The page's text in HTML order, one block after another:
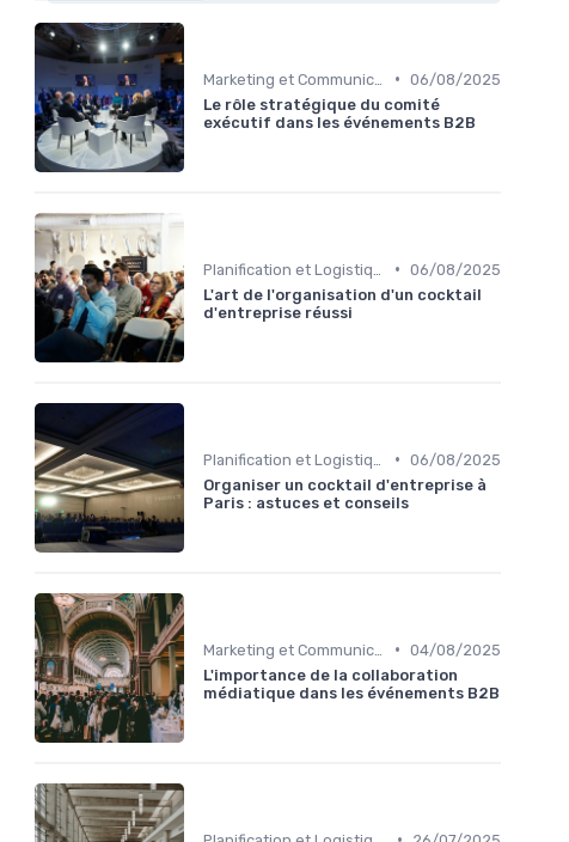
• 06/08/2025
Le rôle stratégique du comité
exécutif dans les événements B2B
• 06/08/2025
L'art de l'organisation d'un cocktail
d'entreprise réussi
• 06/08/2025
Organiser un cocktail d'entreprise à
Paris : astuces et conseils
• 04/08/2025
L'importance de la collaboration
médiatique dans les événements B2B